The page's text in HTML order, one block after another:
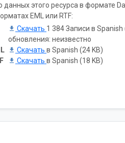
этого ресурса в формате
EML или RTF:
Скачать 1 384 Записи в Spanish
обновления: неизвестно
Скачать в Spanish (24 KB)
Скачать в Spanish (18 KB)